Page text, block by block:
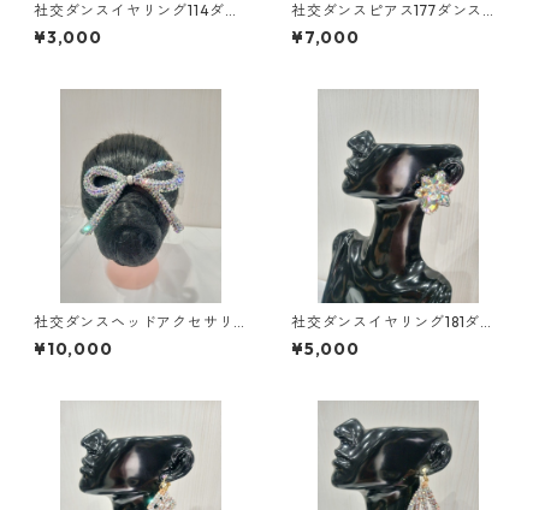
社交ダンスイヤリング114ダン
スアクセサリーベリーダンス
ブライダルアクセサリー
¥3,000
社交ダンスピアス177ダンスア
クセサリーベリーダンスブラ
イダルアクセサリー
¥7,000
社交ダンスヘッドアクセサリ
ーHA-54中ダンスアクセサリ
ーベリーダンスブライダルア
¥10,000
社交ダンスイヤリング181ダン
スアクセサリーベリーダンス
ブライダルアクセサリー
¥5,000